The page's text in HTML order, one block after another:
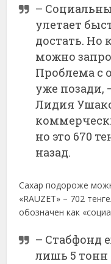
–
улетает
достать. Но
можно
Проблема с
уже позади,
Лидия
но это 670
назад.
Сахар подороже
«RAUZET» – 702
обозначен как
– Стабфонд
лишь 5 тонн